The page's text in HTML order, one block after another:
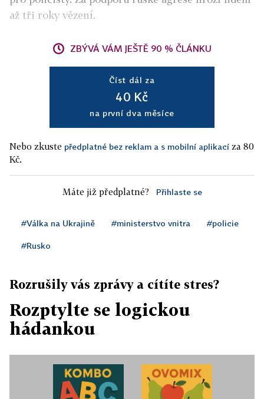
až tři roky vězení.
ZBÝVÁ VÁM JEŠTĚ 90 % ČLÁNKU
Číst dál za
40 Kč
na první dva měsíce
Nebo zkuste předplatné bez reklam a s mobilní aplikací za 80
Kč.
Máte již předplatné? Přihlaste se
#Válka na Ukrajině #ministerstvo vnitra #policie
#Rusko
Rozrušily vás zprávy a cítíte stres?
Rozptylte se logickou
hádankou